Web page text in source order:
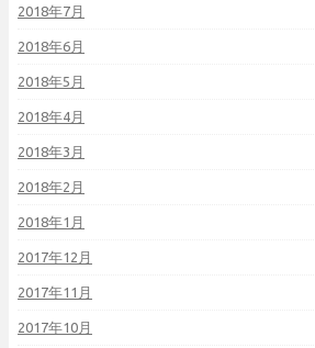
2018年7月
2018年6月
2018年5月
2018年4月
2018年3月
2018年2月
2018年1月
2017年12月
2017年11月
2017年10月